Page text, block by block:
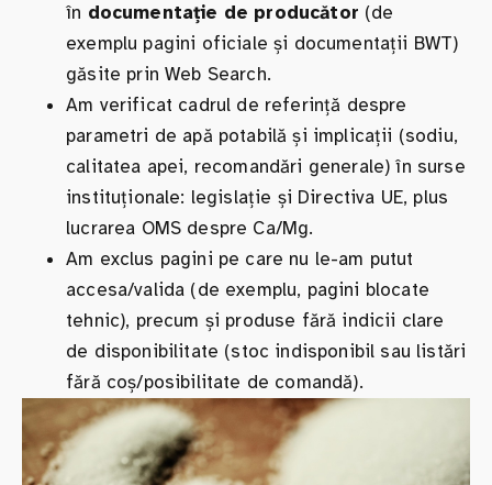
în documentație de producător (de
exemplu pagini oficiale și documentații BWT)
găsite prin Web Search.
Am verificat cadrul de referință despre
parametri de apă potabilă și implicații (sodiu,
calitatea apei, recomandări generale) în surse
instituționale: legislație și Directiva UE, plus
lucrarea OMS despre Ca/Mg.
Am exclus pagini pe care nu le-am putut
accesa/valida (de exemplu, pagini blocate
tehnic), precum și produse fără indicii clare
de disponibilitate (stoc indisponibil sau listări
fără coș/posibilitate de comandă).